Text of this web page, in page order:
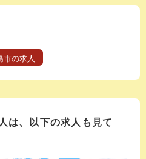
市の求人
は、以下の求人も見て